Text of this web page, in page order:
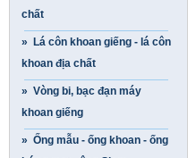
chất
» Lá côn khoan giếng - lá côn
khoan địa chất
» Vòng bi, bạc đạn máy
khoan giếng
» Ống mẫu - ống khoan - ống